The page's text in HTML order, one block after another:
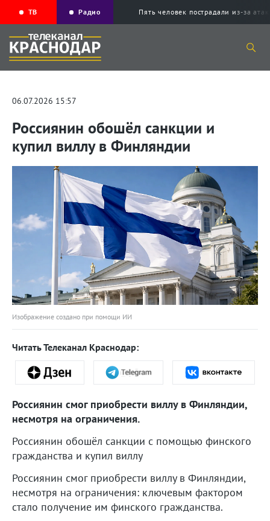
ТВ Радио Пять человек пострадали из-за
06.07.2026 15:57
Россиянин обошёл санкции и
купил виллу в Финляндии
Изображение создано при помощи ИИ
Читать Телеканал Краснодар:
Россиянин смог приобрести виллу в Финляндии,
несмотря на ограничения.
Россиянин обошёл санкции с помощью финского
гражданства и купил виллу
Россиянин смог приобрести виллу в Финляндии,
несмотря на ограничения: ключевым фактором
стало получение им финского гражданства.